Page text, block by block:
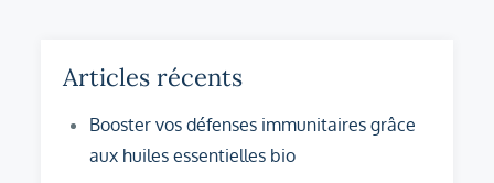
Articles récents
Booster vos défenses immunitaires grâce
aux huiles essentielles bio